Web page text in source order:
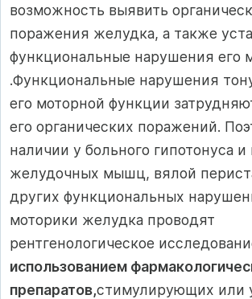
возможность выявить
поражения желудка, а также
функциональные нарушения его
.Функциональные нарушения
его моторной функции
его органических поражений.
наличии у больного гипотонуса и
желудочных мышц, вялой
других функциональных
моторики желудка проводят
рентгенологическое
использованием
препаратов,стимулирующих или